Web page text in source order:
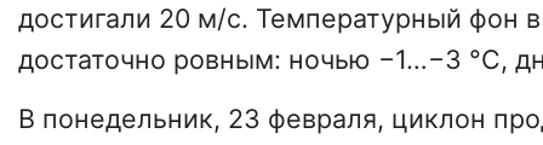
достигали 20 м/с. Температурный фон
достаточно ровным: ночью −1…−3 °С,
В понедельник, 23 февраля, циклон